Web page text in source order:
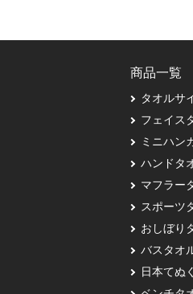
商品一覧
タオルサ
フェイス
ミニハン
ハンドタ
マフラー
スポーツ
おしぼり
バスタオ
日本てぬ